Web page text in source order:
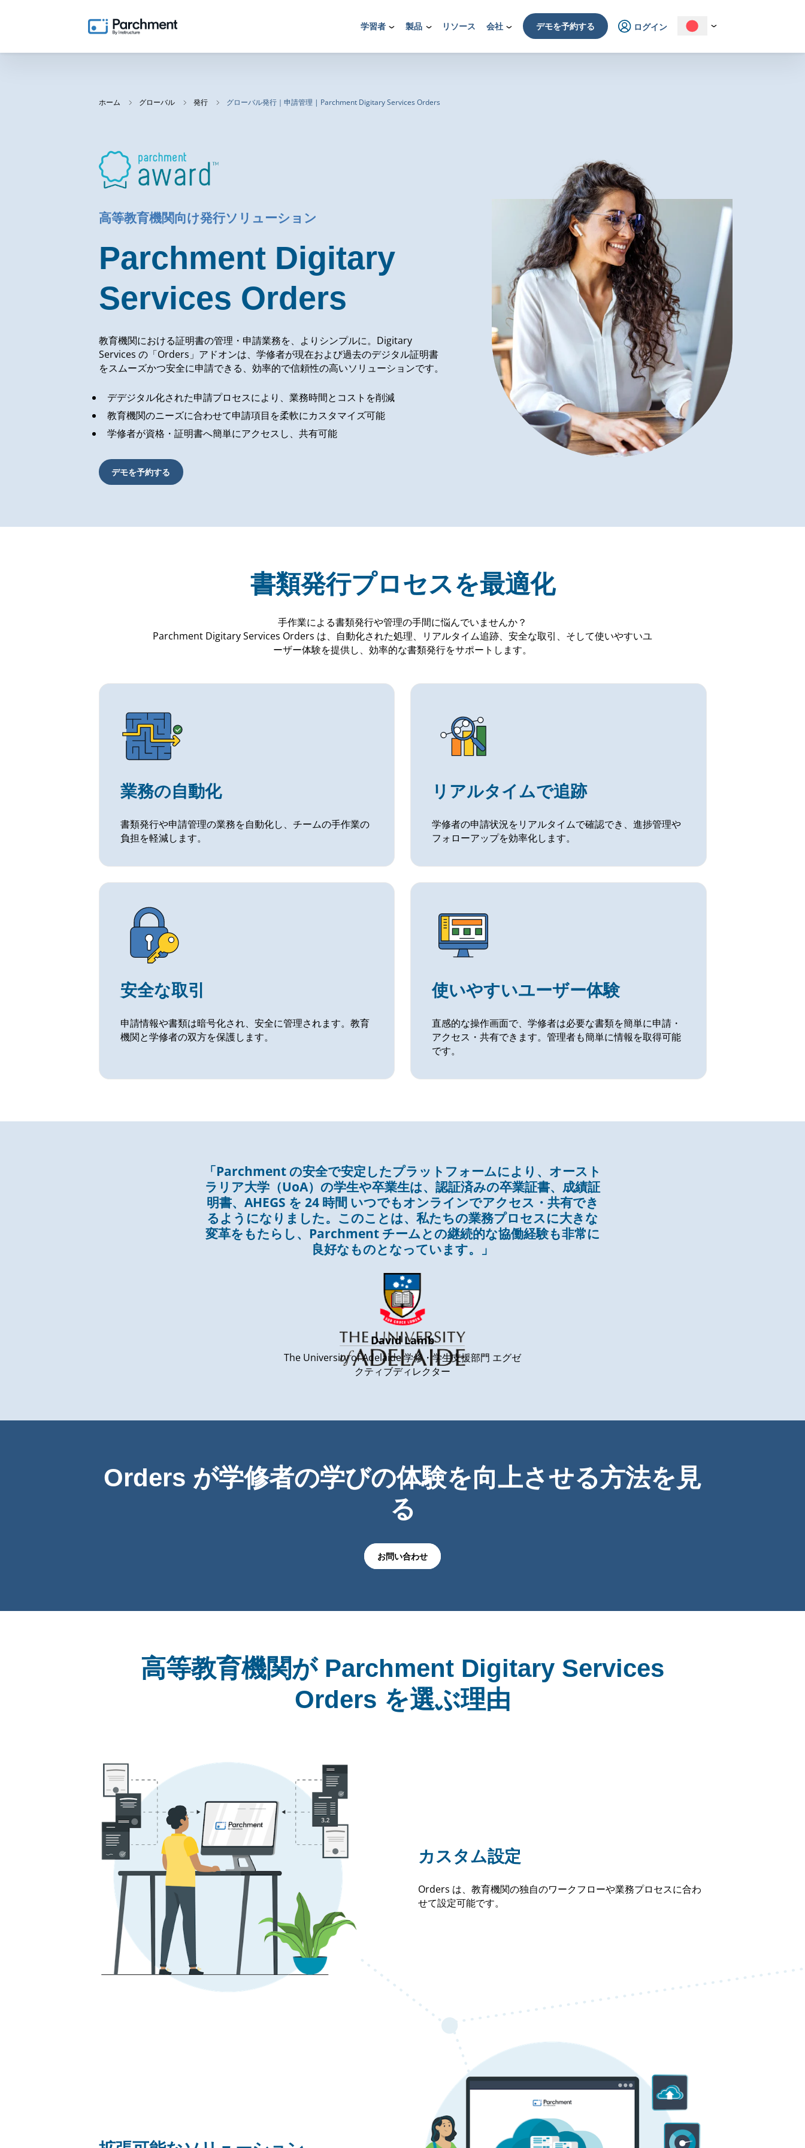
学習者 製品 リソース 会社 デモを予約する ログイン
ホーム グローバル 発行 グローバル発行｜申請管理 | Parchment Digitary Services Orders
高等教育機関向け発行ソリューション
Parchment Digitary
Services Orders
教育機関における証明書の管理・申請業務を、よりシンプルに。Digitary
Services の「Orders」アドオンは、学修者が現在および過去のデジタル証明書
をスムーズかつ安全に申請できる、効率的で信頼性の高いソリューションです。
デデジタル化された申請プロセスにより、業務時間とコストを削減
教育機関のニーズに合わせて申請項目を柔軟にカスタマイズ可能
学修者が資格・証明書へ簡単にアクセスし、共有可能
デモを予約する
書類発行プロセスを最適化
手作業による書類発行や管理の手間に悩んでいませんか？
Parchment Digitary Services Orders は、自動化された処理、リアルタイム追跡、安全な取引、そして使いやすいユ
ーザー体験を提供し、効率的な書類発行をサポートします。
業務の自動化
書類発行や申請管理の業務を自動化し、チームの手作業の
負担を軽減します。
リアルタイムで追跡
学修者の申請状況をリアルタイムで確認でき、進捗管理や
フォローアップを効率化します。
安全な取引
申請情報や書類は暗号化され、安全に管理されます。教育
機関と学修者の双方を保護します。
使いやすいユーザー体験
直感的な操作画面で、学修者は必要な書類を簡単に申請・
アクセス・共有できます。管理者も簡単に情報を取得可能
です。
「Parchment の安全で安定したプラットフォームにより、オースト
ラリア大学（UoA）の学生や卒業生は、認証済みの卒業証書、成績証
明書、AHEGS を 24 時間 いつでもオンラインでアクセス・共有でき
るようになりました。このことは、私たちの業務プロセスに大きな
変革をもたらし、Parchment チームとの継続的な協働経験も非常に
良好なものとなっています。」
David Lamb
The University of Adelaide 学修・学生支援部門 エグゼ
クティブディレクター
Orders が学修者の学びの体験を向上させる方法を見
る
お問い合わせ
高等教育機関が Parchment Digitary Services
Orders を選ぶ理由
カスタム設定
Orders は、教育機関の独自のワークフローや業務プロセスに合わ
せて設定可能です。